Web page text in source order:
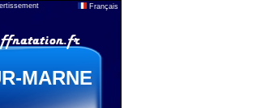
Français
MARNE